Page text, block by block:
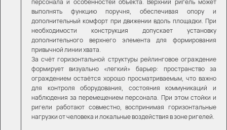
персонала и особенностей объекта. Верхний ригель может
выполнять функцию поручня, обеспечивая опору и
дополнительный комфорт при движении вдоль площадки. При
необходимости конструкция допускает установку
дополнительного верхнего элемента для формирования
привычной линии хвата.
За счёт горизонтальной структуры рейлинговое ограждение
формирует визуально «легкий» барьер: пространство за
ограждением остаётся хорошо просматриваемым, что важно
для контроля оборудования, состояния коммуникаций и
наблюдения за перемещением персонала. При этом стойки и
ригели работают совместно, воспринимая горизонтальные
нагрузки от человека и локальные воздействия в зоне ригелей.